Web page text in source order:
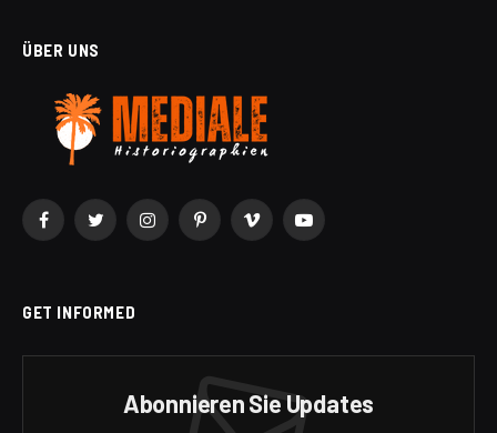
ÜBER UNS
FacebookTwitterInstagramPinterestVimeo YouTube
GET INFORMED
Abonnieren Sie Updates